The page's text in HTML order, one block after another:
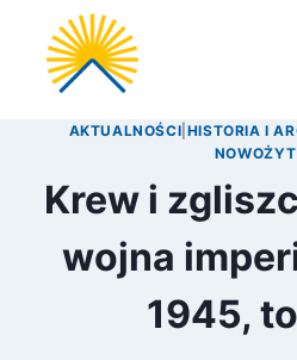
Przejdź
treści
AKTUALNOŚCI HISTORIA I
Krew i
wojna
1945,